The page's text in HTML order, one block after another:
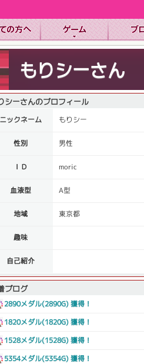
もりシーさん
シーさんのプロフィール
ニックネーム もりシー
性別 男性
ＩＤ moric
血液型 A型
地域 東京都
趣味
自己紹介
ブログ
2890メダル(2890G) 獲得！
1820メダル(1820G) 獲得！
1528メダル(1528G) 獲得！
5354メダル(5354G) 獲得！